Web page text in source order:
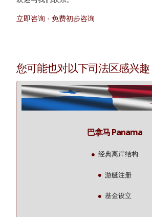
立即咨询 · 免费初步咨询
您可能也对以下司法区感兴趣
巴拿马 Panama
经典离岸结构
游艇注册
基金设立